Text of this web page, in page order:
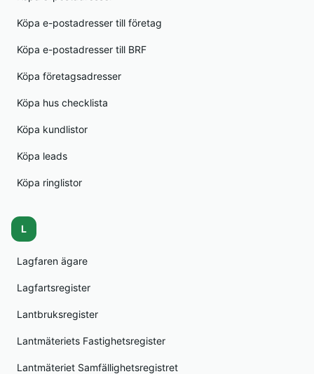
Köpa e-postadresser till företag
Köpa e-postadresser till BRF
Köpa företagsadresser
Köpa hus checklista
Köpa kundlistor
Köpa leads
Köpa ringlistor
L
Lagfaren ägare
Lagfartsregister
Lantbruksregister
Lantmäteriets Fastighetsregister
Lantmäteriet Samfällighetsregistret